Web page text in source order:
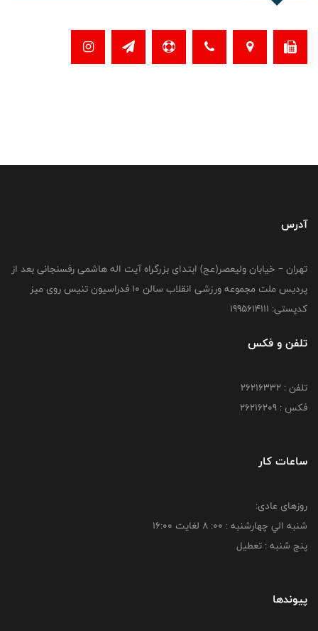
آدرس
تهران – خیابان ولیعصر(عج) ابتدای بزرگراه آیت اله هاشمی رفسنجانی بعد از
پردیس ملت مجموعه ورزشی انقلاب سالن 10 فدراسیون تنیس روی میز
کدپستی: 1995614111
تلفن و فکس
تلفن : 26216332
فکس : 26216209
ساعات کار
روزهای عادی:
شنبه الي چهارشنبه : 00: 8 لغايت 16:00
پنج شنبه : تعطیل
پیوندها